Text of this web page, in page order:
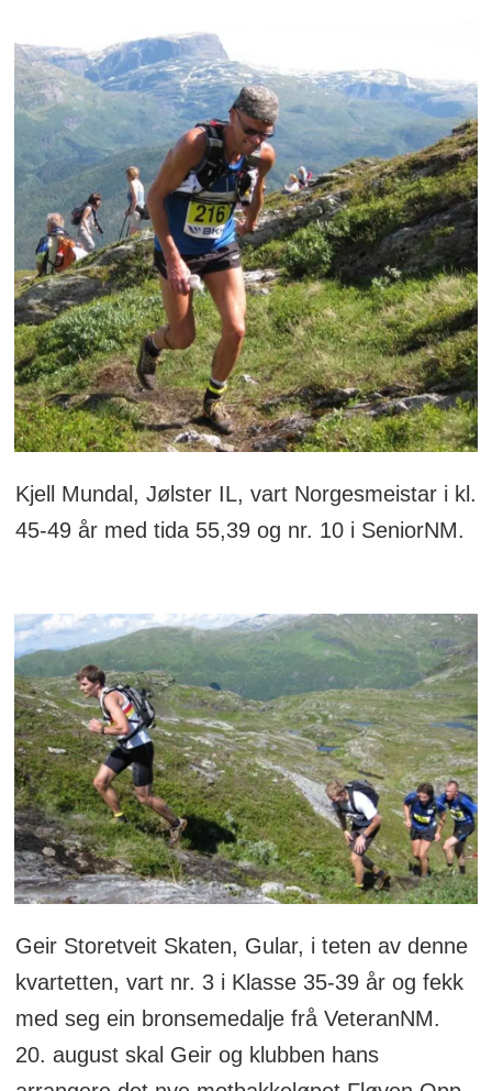
Kjell Mundal, Jølster IL, vart Norgesmeistar i kl.
45-49 år med tida 55,39 og nr. 10 i SeniorNM.
Geir Storetveit Skaten, Gular, i teten av denne
kvartetten, vart nr. 3 i Klasse 35-39 år og fekk
med seg ein bronsemedalje frå VeteranNM.
20. august skal Geir og klubben hans